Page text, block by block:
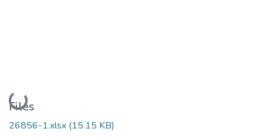
Loading...
Files
26856-1.xlsx (15.15 KB)